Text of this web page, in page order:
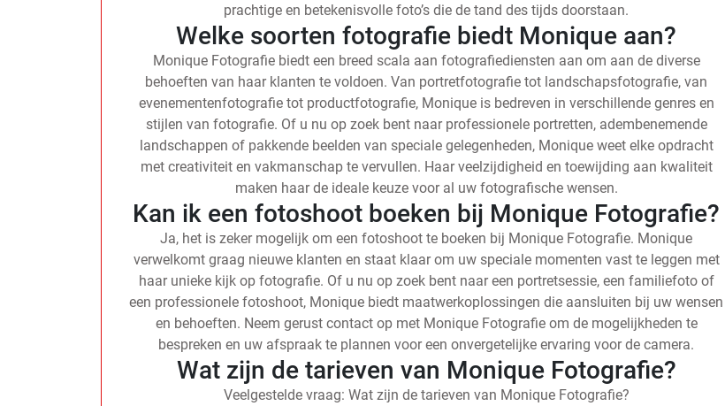
prachtige en betekenisvolle foto’s die de tand des tijds doorstaan.
Welke soorten fotografie biedt Monique aan?
Monique Fotografie biedt een breed scala aan fotografiediensten aan om aan de diverse
behoeften van haar klanten te voldoen. Van portretfotografie tot landschapsfotografie, van
evenementenfotografie tot productfotografie, Monique is bedreven in verschillende genres en
stijlen van fotografie. Of u nu op zoek bent naar professionele portretten, adembenemende
landschappen of pakkende beelden van speciale gelegenheden, Monique weet elke opdracht
met creativiteit en vakmanschap te vervullen. Haar veelzijdigheid en toewijding aan kwaliteit
maken haar de ideale keuze voor al uw fotografische wensen.
Kan ik een fotoshoot boeken bij Monique Fotografie?
Ja, het is zeker mogelijk om een fotoshoot te boeken bij Monique Fotografie. Monique
verwelkomt graag nieuwe klanten en staat klaar om uw speciale momenten vast te leggen met
haar unieke kijk op fotografie. Of u nu op zoek bent naar een portretsessie, een familiefoto of
een professionele fotoshoot, Monique biedt maatwerkoplossingen die aansluiten bij uw wensen
en behoeften. Neem gerust contact op met Monique Fotografie om de mogelijkheden te
bespreken en uw afspraak te plannen voor een onvergetelijke ervaring voor de camera.
Wat zijn de tarieven van Monique Fotografie?
Veelgestelde vraag: Wat zijn de tarieven van Monique Fotografie?